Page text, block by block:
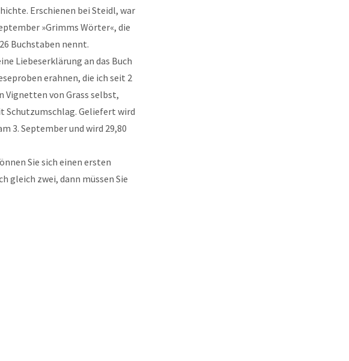
Erschienen bei Steidl, war
»Grimms Wörter«, die
Buchstaben nennt.
Liebeserklärung an das Buch
erahnen, die ich seit 2
Vignetten von Grass selbst,
Schutzumschlag. Geliefert wird
3. September und wird 29,80
Sie sich einen ersten
gleich zwei, dann müssen Sie